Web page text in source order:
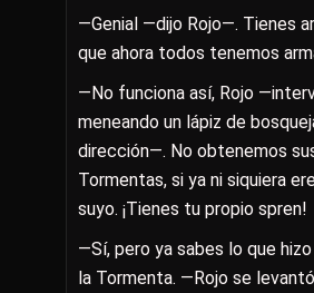
—Genial —dijo Rojo—. Tienes
que ahora todos tenemos
—No funciona así, Rojo
meneando un lápiz de
dirección—. No obtenemos
Tormentas, si ya ni siquiera
suyo. ¡Tienes tu propio spren!
—Sí, pero ya sabes lo que
la Tormenta. —Rojo se